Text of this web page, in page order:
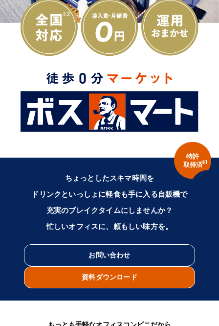
ちょっとしたスキマ時間を
ドリンクといっしょに軽食も手に入る自販機で
充実のブレイクタイムにしませんか？
忙しいオフィスに、頼もしい味方を。
お問い合わせ
資料ダウンロード
特許
取得済※1